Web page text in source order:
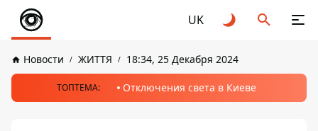
UK
Новости ЖИТТЯ 18:34, 25 Декабря 2024
ТОПТЕМА: Отключения света в Киеве